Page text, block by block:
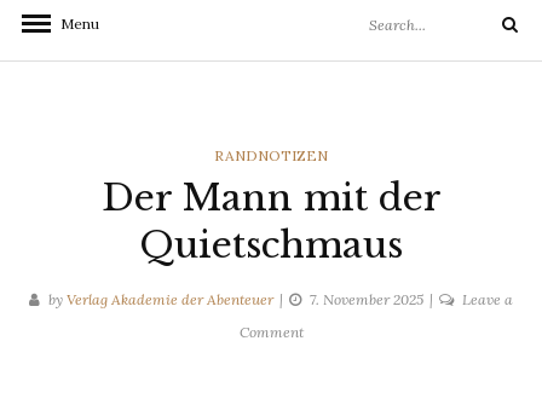
Menu
for:
Search
CATEGORIES
RANDNOTIZEN
Der Mann mit der
Quietschmaus
by Verlag Akademie der Abenteuer 7. November 2025
Leave a
Commenton